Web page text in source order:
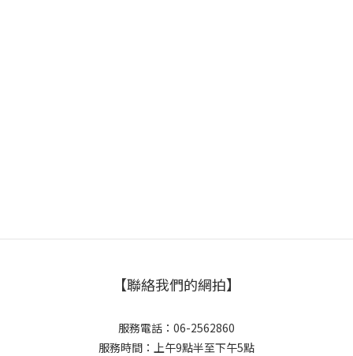
【聯絡我們的網拍】
服務電話：06-2562860
服務時間：上午9點半至下午5點